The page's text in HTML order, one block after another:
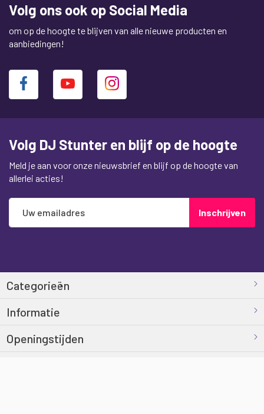
Volg ons ook op Social Media
om op de hoogte te blijven van alle nieuwe producten en
aanbiedingen!
Volg DJ Stunter en blijf op de hoogte
Meld je aan voor onze nieuwsbrief en blijf op de hoogte van
allerlei acties!
Abonneer
op
Inschrijven
Categorieën
Informatie
Openingstijden